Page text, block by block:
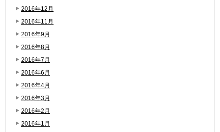
2016年12月
2016年11月
2016年9月
2016年8月
2016年7月
2016年6月
2016年4月
2016年3月
2016年2月
2016年1月